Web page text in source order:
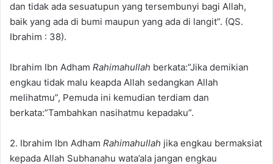
dan tidak ada sesuatupun yang tersembunyi bagi Allah,
baik yang ada di bumi maupun yang ada di langit”. (QS.
Ibrahim : 38).
Ibrahim Ibn Adham Rahimahullah berkata:”Jika demikian
engkau tidak malu keapda Allah sedangkan Allah
melihatmu”, Pemuda ini kemudian terdiam dan
berkata:”Tambahkan nasihatmu kepadaku”.
2. Ibrahim Ibn Adham Rahimahullah jika engkau bermaksiat
kepada Allah Subhanahu wata’ala jangan engkau